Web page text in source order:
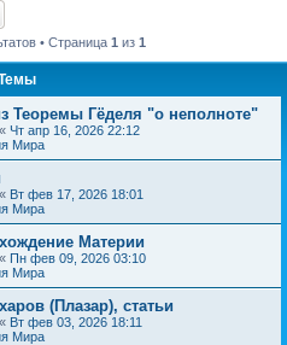
• Страница 1 из 1
Теоремы Гёделя "о неполноте"
« Чт апр 16, 2026 22:12
Мира
« Вт фев 17, 2026 18:01
Мира
Материи
« Пн фев 09, 2026 03:10
Мира
(Плазар), статьи
« Вт фев 03, 2026 18:11
Мира